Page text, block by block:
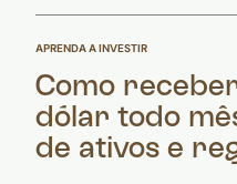
APRENDA A INVESTIR
Como
dólar todo
de ativos e